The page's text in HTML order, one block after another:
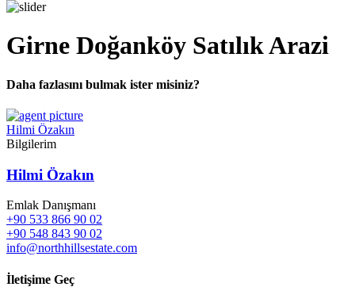
Girne Doğanköy Satılık Arazi
Daha fazlasını bulmak ister misiniz?
Hilmi Özakın
Bilgilerim
Hilmi Özakın
Emlak Danışmanı
+90 533 866 90 02
+90 548 843 90 02
info@northhillsestate.com
İletişime Geç